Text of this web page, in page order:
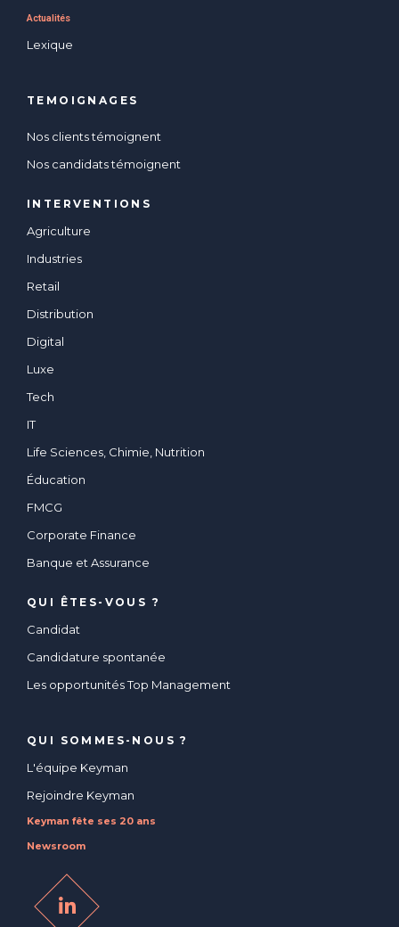
Actualités
Lexique
TEMOIGNAGES
Nos clients témoignent
Nos candidats témoignent
INTERVENTIONS
Agriculture
Industries
Retail
Distribution
Digital
Luxe
Tech
IT
Life Sciences, Chimie, Nutrition
Éducation
FMCG
Corporate Finance
Banque et Assurance
QUI ÊTES-VOUS ?
Candidat
Candidature spontanée
Les opportunités Top Management
QUI SOMMES-NOUS ?
L'équipe Keyman
Rejoindre Keyman
Keyman fête ses 20 ans
Newsroom